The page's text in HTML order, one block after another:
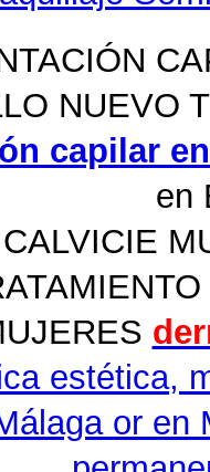
NUEVO
capilar
en
CALVICIE